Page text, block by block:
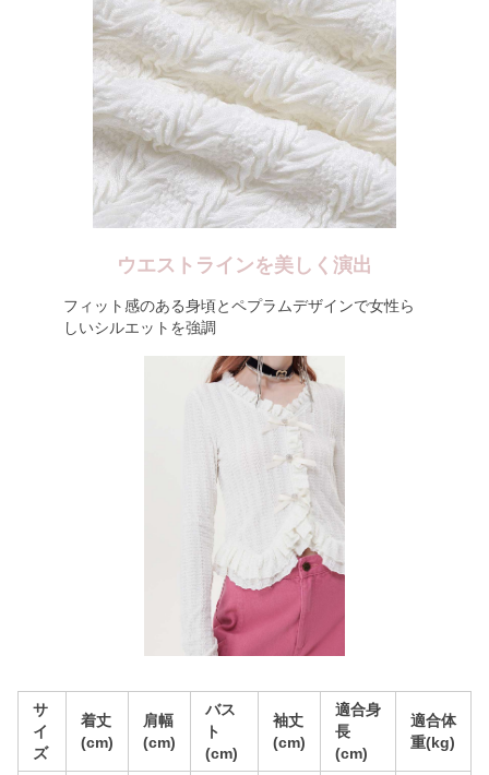
ウエストラインを美しく演出
フィット感のある身頃とペプラムデザインで女性ら
しいシルエットを強調
サ
イ
ズ
着丈
(cm)
肩幅
(cm)
バス
ト
(cm)
袖丈
(cm)
適合身
長
(cm)
適合体
重(kg)